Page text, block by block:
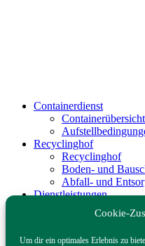
Cookie-
Um dir ein optimales Erlebnis zu
Containerdienst
Containerübersicht
Recyclinghof
Recyclinghof
Boden- und
Abfall- und
Dienstleistungen
Flächenreiningung
Miettoiletten –